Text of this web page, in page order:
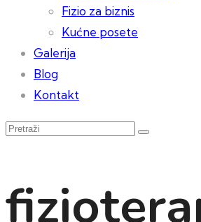
Fizio za biznis
Kućne posete
Galerija
Blog
Kontakt